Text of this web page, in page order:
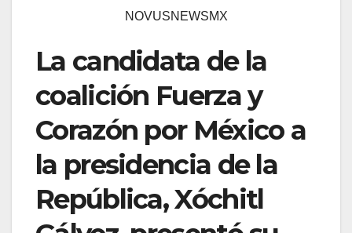
NOVUSNEWSMX
La candidata de la
coalición Fuerza y
Corazón por México a
la presidencia de la
República, Xóchitl